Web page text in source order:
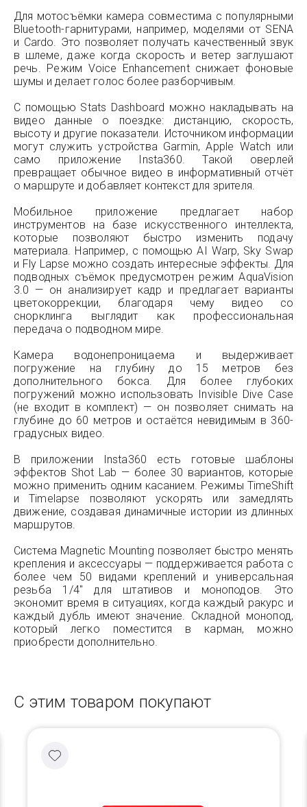
Для мотосъёмки камера совместима с популярными
Bluetooth-гарнитурами, например, моделями от SENA
и Cardo. Это позволяет получать качественный звук
в шлеме, даже когда скорость и ветер заглушают
речь. Режим Voice Enhancement снижает фоновые
шумы и делает голос более разборчивым.
С помощью Stats Dashboard можно накладывать на
видео данные о поездке: дистанцию, скорость,
высоту и другие показатели. Источником информации
могут служить устройства Garmin, Apple Watch или
само приложение Insta360. Такой оверлей
превращает обычное видео в информативный отчёт
о маршруте и добавляет контекст для зрителя.
Мобильное приложение предлагает набор
инструментов на базе искусственного интеллекта,
которые позволяют быстро изменить подачу
материала. Например, с помощью AI Warp, Sky Swap
и Fly Lapse можно создать интересные эффекты. Для
подводных съёмок предусмотрен режим AquaVision
3.0 — он анализирует кадр и предлагает варианты
цветокоррекции, благодаря чему видео со
снорклинга выглядит как профессиональная
передача о подводном мире.
Камера водонепроницаема и выдерживает
погружение на глубину до 15 метров без
дополнительного бокса. Для более глубоких
погружений можно использовать Invisible Dive Case
(не входит в комплект) — он позволяет снимать на
глубине до 60 метров и остаётся невидимым в 360-
градусных видео.
В приложении Insta360 есть готовые шаблоны
эффектов Shot Lab — более 30 вариантов, которые
можно применить одним касанием. Режимы TimeShift
и Timelapse позволяют ускорять или замедлять
движение, создавая динамичные истории из длинных
маршрутов.
Система Magnetic Mounting позволяет быстро менять
крепления и аксессуары — поддерживается работа с
более чем 50 видами креплений и универсальная
резьба 1/4″ для штативов и моноподов. Это
экономит время в ситуациях, когда каждый ракурс и
каждый дубль имеют значение. Складной монопод,
который легко поместится в карман, можно
приобрести дополнительно.
С этим товаром покупают